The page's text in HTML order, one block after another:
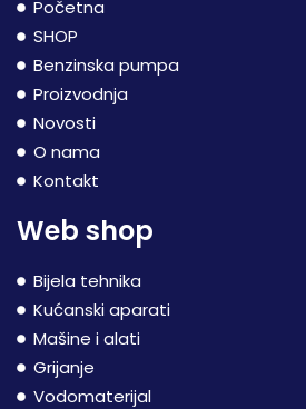
Početna
SHOP
Benzinska pumpa
Proizvodnja
Novosti
O nama
Kontakt
Web shop
Bijela tehnika
Kućanski aparati
Mašine i alati
Grijanje
Vodomaterijal